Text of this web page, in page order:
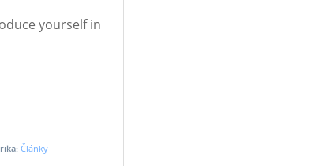
yourself in
Články